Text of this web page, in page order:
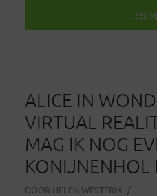
LEES
ALICE IN
VIRTUAL
MAG IK NOG
KONIJNENHOL
DOOR HELEN WESTERIK